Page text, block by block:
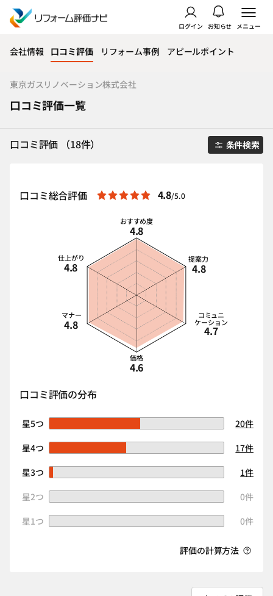
ログイン お知らせ メニュー
会社情報 口コミ評価 リフォーム事例 アピールポイント
東京ガスリノベーション株式会社
口コミ評価一覧
口コミ評価 （18件） 条件検索
口コミ総合評価 4.8/5.0
おすすめ度
4.8
提案力
4.8
コミュニ
ケーション
4.7
価格
4.6
マナー
4.8
仕上がり
4.8
口コミ評価の分布
星5つ
20件
星4つ
17件
星3つ
1件
星2つ
0件
星1つ
0件
評価の計算方法